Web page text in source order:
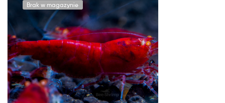
Brak w magazynie